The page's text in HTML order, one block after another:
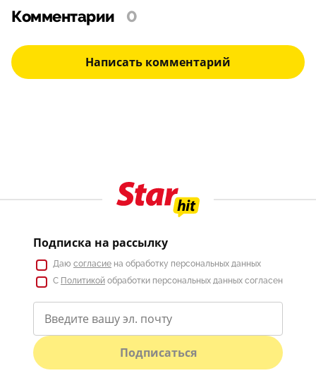
Комментарии 0
Написать комментарий
Подписка на рассылку
Даю согласие на обработку персональных данных
С Политикой обработки персональных данных согласен
Подписаться